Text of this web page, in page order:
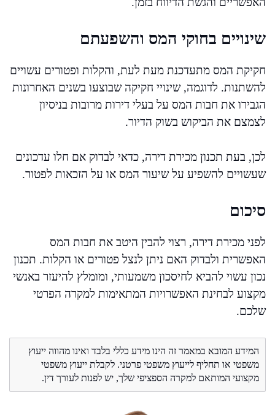
שינויים בחוקי המס והשפעתם
חקיקת המס מתעדכנת מעת לעת, והקלות ופטורים עשויים
להשתנות. לדוגמה, שינויי חקיקה שבוצעו בשנים האחרונות
הגבירו את חבות המס על בעלי דירות מרובות בניסיון
לצמצם את הביקוש בשוק הדיור.
לכן, בעת תכנון מכירת דירה, כדאי לבדוק אם חלו עדכונים
שעשויים להשפיע על שיעור המס או על הזכאות לפטור.
סיכום
לפני מכירת דירה, רצוי להבין היטב את חבות המס
האפשרית ולבדוק האם ניתן לנצל פטורים או הקלות. תכנון
נכון עשוי להביא לחיסכון משמעותי, ומומלץ להיעזר באנשי
מקצוע לבחינת האפשרויות המתאימות למקרה הפרטי
שלכם.
המידע המובא במאמר זה הינו מידע כללי בלבד ואינו מהווה ייעוץ
משפטי או תחליף לייעוץ משפטי פרטני. לקבלת ייעוץ משפטי
מקצועי המותאם למקרה הספציפי שלך, יש לפנות לעורך דין.